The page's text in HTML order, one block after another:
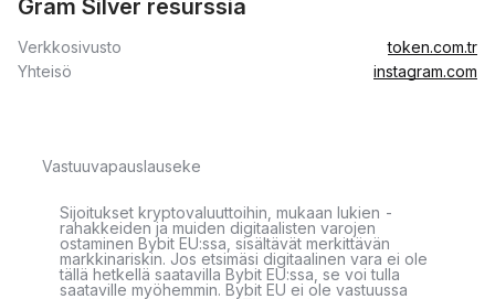
Gram Silver resurssia
Verkkosivusto
token.com.tr
Yhteisö
instagram.com
Vastuuvapauslauseke
Sijoitukset kryptovaluuttoihin, mukaan lukien -
rahakkeiden ja muiden digitaalisten varojen
ostaminen Bybit EU:ssa, sisältävät merkittävän
markkinariskin. Jos etsimäsi digitaalinen vara ei ole
tällä hetkellä saatavilla Bybit EU:ssa, se voi tulla
saataville myöhemmin. Bybit EU ei ole vastuussa